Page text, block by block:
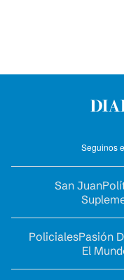
Seguinos
San Juan
PolicialesPasión
El